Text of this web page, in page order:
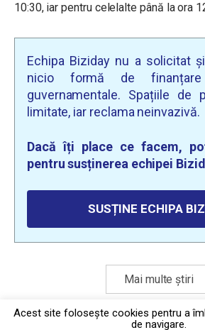
10:30, iar pentru celelalte până la ora
Echipa Biziday nu a solicitat
nicio formă de
guvernamentale. Spațiile de
limitate, iar reclama neinvazivă.
Dacă îți place ce facem,
pentru susținerea echipei
SUSȚINE ECHIPA
Mai multe știri
Acest site foloseşte cookies pentru a
de navigare.